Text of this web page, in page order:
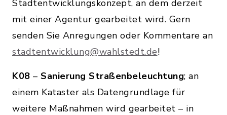
Stadtentwicklungskonzept, an dem derzeit
mit einer Agentur gearbeitet wird. Gern
senden Sie Anregungen oder Kommentare an
stadtentwicklung@wahlstedt.de!
K08 – Sanierung Straßenbeleuchtung; an
einem Kataster als Datengrundlage für
weitere Maßnahmen wird gearbeitet – in